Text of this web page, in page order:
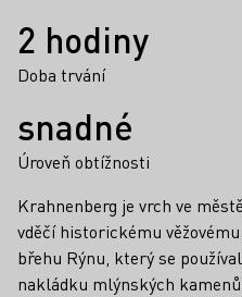
2 hodiny
Doba trvání
snadné
Úroveň obtížnosti
Krahnenberg je vrch ve
vděčí historickému
břehu Rýnu, který se
nakládku mlýnských